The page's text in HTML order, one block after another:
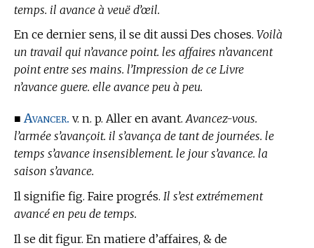
temps. il avance à veuë d’œil.
En ce dernier sens, il se dit aussi Des choses. Voilà
un travail qui n’avance point. les affaires n’avancent
point entre ses mains. l’Impression de ce Livre
n’avance guere. elle avance peu à peu.
■Avancer. v. n. p. Aller en avant.Avancez-vous.
l’armée s’avançoit. il s’avança de tant de journées. le
temps s’avance insensiblement. le jour s’avance. la
saison s’avance.
Il signifie fig. Faire progrés. Il s’est extrémement
avancé en peu de temps.
Il se dit figur. En matiere d’affaires, & de